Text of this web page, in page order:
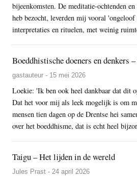
bijeenkomsten. De meditatie-ochtenden
heb bezocht, leverden mij vooral 'ongeloof
interpretaties en rituelen, met weinig
Boeddhistische doeners en denkers
gastauteur - 15 mei 2026
Loekie: 'Ik ben ook heel dankbaar dat dit
Dat het voor mij als leek mogelijk is om
mensen tien dagen op de Drentse hei
over het boeddhisme, dat is echt heel
Taigu – Het lijden in de wereld
Jules Prast - 24 april 2026